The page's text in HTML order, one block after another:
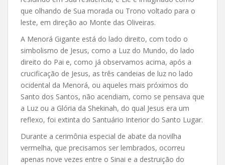
que olhando de Sua morada ou Trono voltado para o
leste, em direção ao Monte das Oliveiras.
A Menorá Gigante está do lado direito, com todo o
simbolismo de Jesus, como a Luz do Mundo, do lado
direito do Pai e, como já observamos acima, após a
crucificação de Jesus, as três candeias de luz no lado
ocidental da Menorá, ou aqueles mais próximos do
Santo dos Santos, não acendiam, como se pensava que
a Luz ou a Glória da Shekinah, do qual Jesus era um
reflexo, foi extinta do Santuário Interior do Santo Lugar.
Durante a cerimônia especial de abate da novilha
vermelha, que precisamos ser lembrados, ocorreu
apenas nove vezes entre o Sinai e a destruição do